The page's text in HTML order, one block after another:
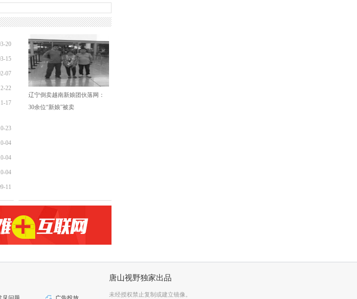
20
15
07
22
17
23
04
04
04
11
辽宁倒卖越南新娘团伙落网：
30余位“新娘”被卖
唐山视野独家出品
未经授权禁止复制或建立镜像。